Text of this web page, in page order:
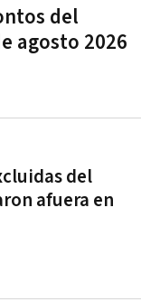
del
agosto 2026
del
afuera en